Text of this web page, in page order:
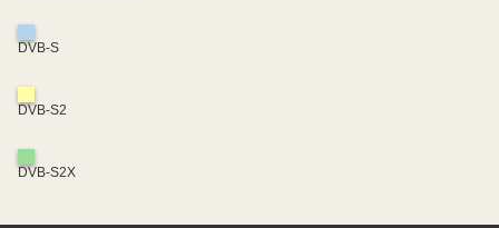
DVB-S
DVB-S2
DVB-S2X